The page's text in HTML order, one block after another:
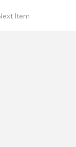
Item